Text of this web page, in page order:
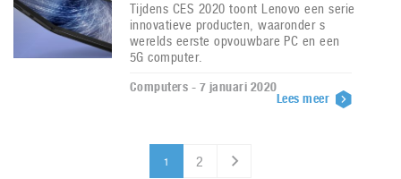
Tijdens CES 2020 toont Lenovo een serie
innovatieve producten, waaronder s
werelds eerste opvouwbare PC en een
5G computer.
Computers - 7 januari 2020
Lees meer
1 2